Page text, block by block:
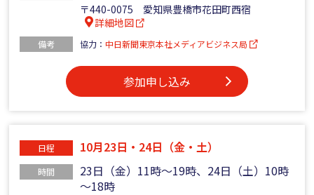
〒440-0075 愛知県豊橋市花田町西宿
詳細地図
備考 協力： 中日新聞東京本社メディアビジネス局
参加申し込み
日程 10月23日・24日（金・土）
時間
23日（金）11時～19時、24日（土）10時
～18時